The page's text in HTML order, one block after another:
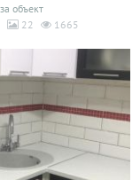
объект
22 1665